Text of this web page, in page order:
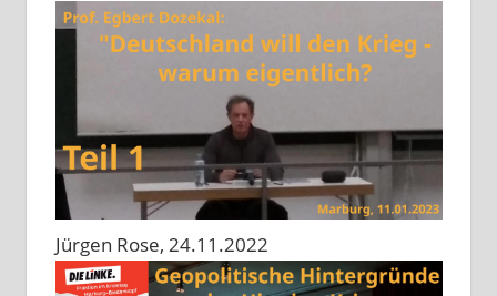
Jürgen Rose, 24.11.2022